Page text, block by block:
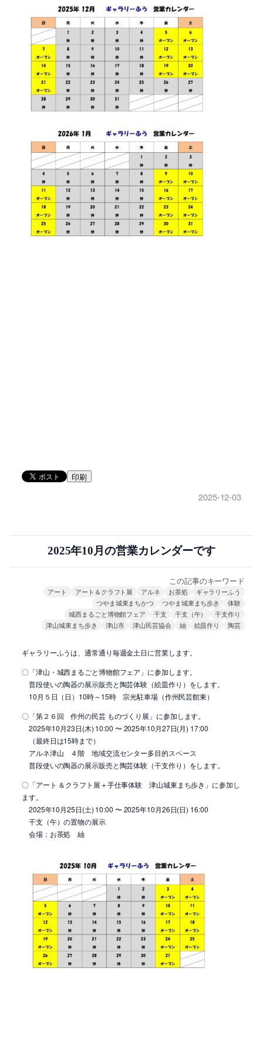
印刷
2025-12-03
2025年10月の営業カレンダーです
この記事のキーワード
アート アート＆クラフト展 アルネ お茶処
ギャラリーふう
つやま城東まちかつ
つやま城東まち歩き
体験
城西まるごと博物館フェア
干支 干支（午）
干支作り
津山城東まち歩き
津山市 津山民芸協会 紬 絵皿作り 陶芸
ギャラリーふうは、通常通り毎週金土日に営業します。
〇「津山・城西まるごと博物館フェア」に参加します。
普段使いの陶器の展示販売と陶芸体験（絵皿作り）をします。
10月５日（日）10時～15時 宗光駐車場（作州民芸館東）
〇「第２６回 作州の民芸 ものづくり展」に参加します。
2025年10月23日(木) 10:00 〜 2025年10月27日(月) 17:00
（最終日は15時まで）
アルネ津山 ４階 地域交流センター多目的スペース
普段使いの陶器の展示販売と陶芸体験（干支作り）をします。
〇「アート ＆クラフト展＋手仕事体験 津山城東まち歩き」に参加し
ます。
2025年10月25日(土) 10:00 〜 2025年10月26日(日) 16:00
干支（午）の置物の展示
会場：お茶処 紬